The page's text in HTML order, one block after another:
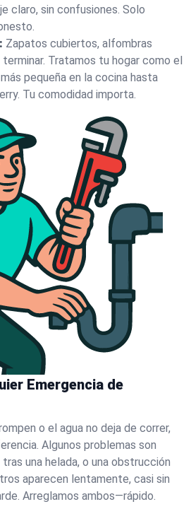
claro, sin confusiones. Solo
Zapatos cubiertos, alfombras
Tratamos tu hogar como el
pequeña en la cocina hasta
Tu comodidad importa.
Emergencia de
o el agua no deja de correr,
Algunos problemas son
una helada, o una obstrucción
aparecen lentamente, casi sin
Arreglamos ambos—rápido.